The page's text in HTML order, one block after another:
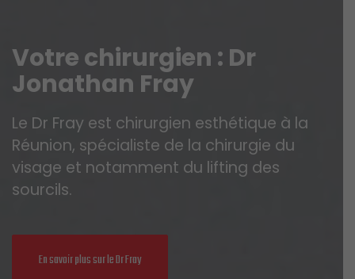
Votrechirurgien : Dr
Jonathan Fray
Le Dr Fray est chirurgien esthétique à la
Réunion, spécialiste de la chirurgie du
visage et notamment du lifting des
sourcils.
En savoir plus sur le Dr Fray